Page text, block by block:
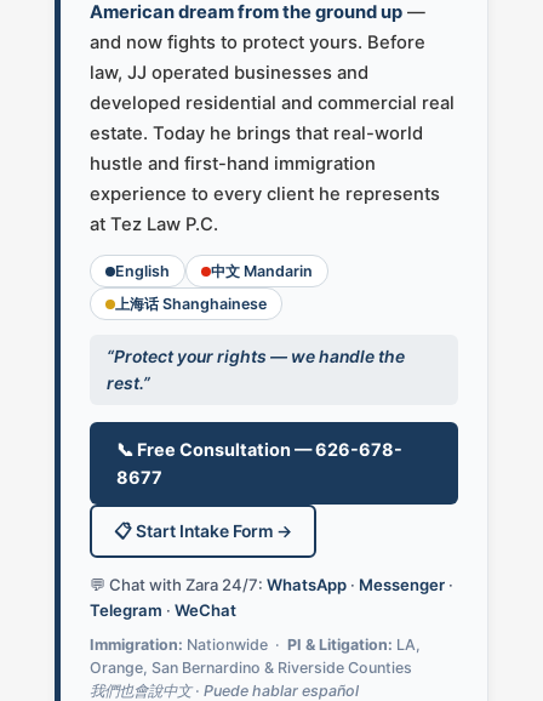
American dream from the ground up—
and now fights to protect yours. Before
law, JJ operated businesses and
developed residential and commercial real
estate. Today he brings that real-world
hustle and first-hand immigration
experience to every client he represents
at Tez Law P.C.
English
中文 Mandarin
上海话 Shanghainese
“Protect your rights — we handle the
rest.”
📞 Free Consultation — 626-678-
8677
📋 Start Intake Form →
💬 Chat with Zara 24/7: WhatsApp· Messenger·
Telegram · WeChat
Immigration: Nationwide · PI & Litigation: LA,
Orange, San Bernardino & Riverside Counties
我們也會說中文 · Puede hablar español